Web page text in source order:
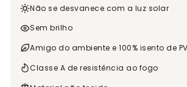
Não se desvanece com a luz solar
Sem brilho
Amigo do ambiente e 100% isento de
Classe A de resistência ao fogo